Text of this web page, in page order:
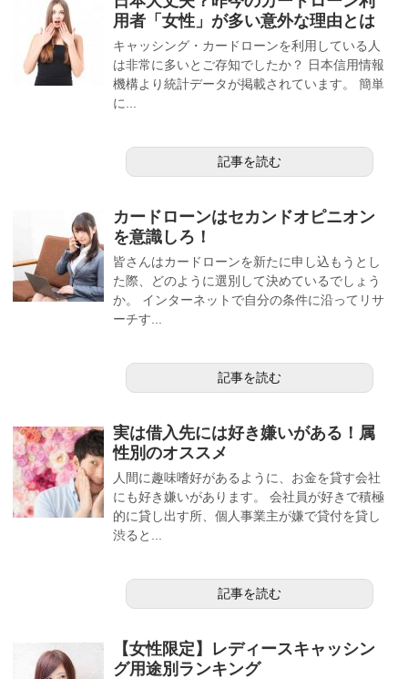
用者「女性」が多い意外な理由とは
キャッシング・カードローンを利用している人
は非常に多いとご存知でしたか？ 日本信用情報
機構より統計データが掲載されています。 簡単
に...
記事を読む
カードローンはセカンドオピニオン
を意識しろ！
皆さんはカードローンを新たに申し込もうとし
た際、どのように選別して決めているでしょう
か。 インターネットで自分の条件に沿ってリサ
ーチす...
記事を読む
実は借入先には好き嫌いがある！属
性別のオススメ
人間に趣味嗜好があるように、お金を貸す会社
にも好き嫌いがあります。 会社員が好きで積極
的に貸し出す所、個人事業主が嫌で貸付を貸し
渋ると...
記事を読む
【女性限定】レディースキャッシン
グ用途別ランキング